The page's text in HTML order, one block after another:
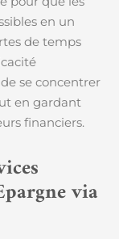
en un
de temps
se concentrer
en gardant
financiers.
via